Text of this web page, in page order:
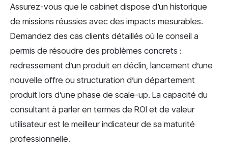
Assurez-vous que le cabinet dispose d’un historique
de missions réussies avec des impacts mesurables.
Demandez des cas clients détaillés où le conseil a
permis de résoudre des problèmes concrets :
redressement d’un produit en déclin, lancement d’une
nouvelle offre ou structuration d’un département
produit lors d’une phase de scale-up. La capacité du
consultant à parler en termes de ROI et de valeur
utilisateur est le meilleur indicateur de sa maturité
professionnelle.